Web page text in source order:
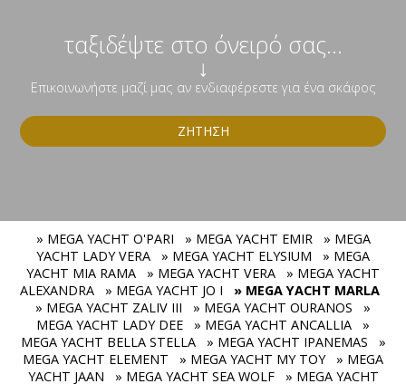
ταξιδέψτε στο όνειρό σας...
↓
Επικοινωνήστε μαζί μας αν ενδιαφέρεστε για ένα σκάφος
ΖΉΤΗΣΗ
» MEGA YACHT O'PARI » MEGA YACHT EMIR
» MEGA
YACHT LADY VERA
» MEGA YACHT ELYSIUM
» MEGA
YACHT MIA RAMA
» MEGA YACHT VERA
» MEGA YACHT
ALEXANDRA
» MEGA YACHT JO I
» MEGA YACHT MARLA
» MEGA YACHT ZALIV III
» MEGA YACHT OURANOS
»
MEGA YACHT LADY DEE
» MEGA YACHT ANCALLIA
»
MEGA YACHT BELLA STELLA
» MEGA YACHT IPANEMAS
»
MEGA YACHT ELEMENT
» MEGA YACHT MY TOY
» MEGA
YACHT JAAN
» MEGA YACHT SEA WOLF
» MEGA YACHT